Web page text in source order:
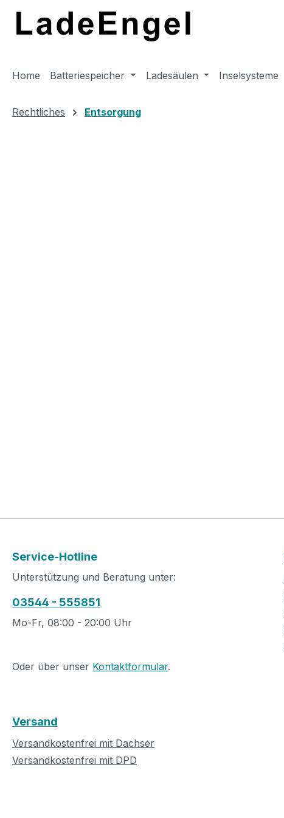
Hauptinhalt springen
Zur Suche springen
Zur Hauptnavigation springen
Home Batteriespeicher Ladesäulen Inselsysteme
Rechtliches Entsorgung
Service-Hotline
Unterstützung und Beratung unter:
03544 - 555851
Mo-Fr, 08:00 - 20:00 Uhr
Oder über unser Kontaktformular.
Versand
Versandkostenfrei mit Dachser
Versandkostenfrei mit DPD